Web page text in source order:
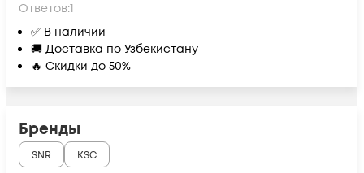
Ответов:1
✅ В наличии
🚚 Доставка по Узбекистану
🔥 Скидки до 50%
Бренды
SNR KSC